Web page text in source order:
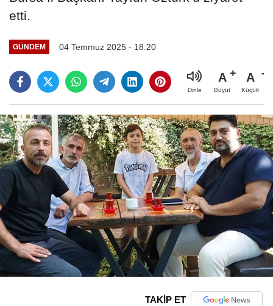
etti.
GÜNDEM 04 Temmuz 2025 - 18:20
Dinle
A
Büyüt
A
Küçült
TAKİP ET